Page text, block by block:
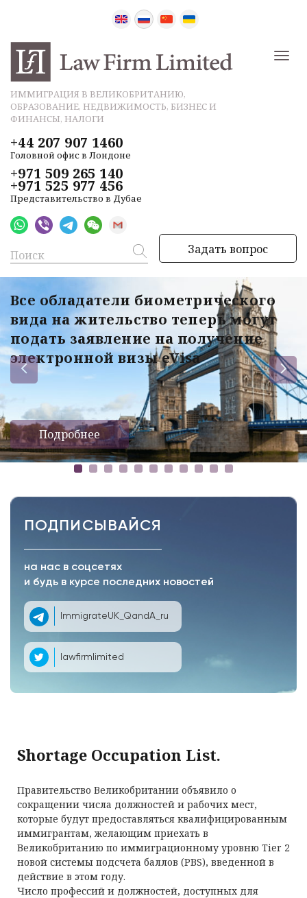
ИММИГРАЦИЯ В ВЕЛИКОБРИТАНИЮ,
ОБРАЗОВАНИЕ, НЕДВИЖИМОСТЬ, БИЗНЕС И
ФИНАНСЫ, НАЛОГИ
+44 207 907 1460
Головной офис в Лондоне
+971 509 265 140
+971 525 977 456
Представительство в Дубае
Задать вопрос
Все обладатели биометрического
вида на жительство теперь могут
подать заявление на получение
электронной визы eVisa
Подробнее
ПОДПИСЫВАЙСЯ
на нас в соцсетях
и будь в курсе последних новостей
ImmigrateUK_QandA_ru
lawfirmlimited
Shortage Occupation List.
Правительство Великобритании объявило о
сокращении числа должностей и рабочих мест,
которые будут предоставляться квалифицированным
иммигрантам, желающим приехать в
Великобританию по иммиграционному уровню Tier 2
новой системы подсчета баллов (PBS), введенной в
действие в этом году.
Число профессий и должностей, доступных для